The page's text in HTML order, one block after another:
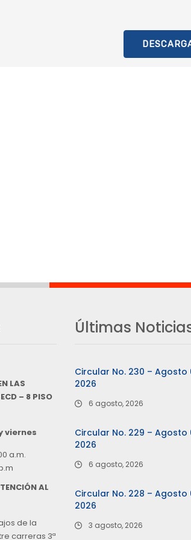
LAS
– 8 PISO
viernes
a.m.
AL
de la
carreras 3ª
Últimas
Circular No. 230 – Agosto
2026
6 agosto, 2026
Circular No. 229 – Agosto
2026
6 agosto, 2026
Circular No. 228 – Agosto
2026
3 agosto, 2026